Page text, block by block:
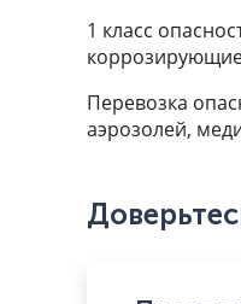
1 класс
Перевозка
аэрозолей,